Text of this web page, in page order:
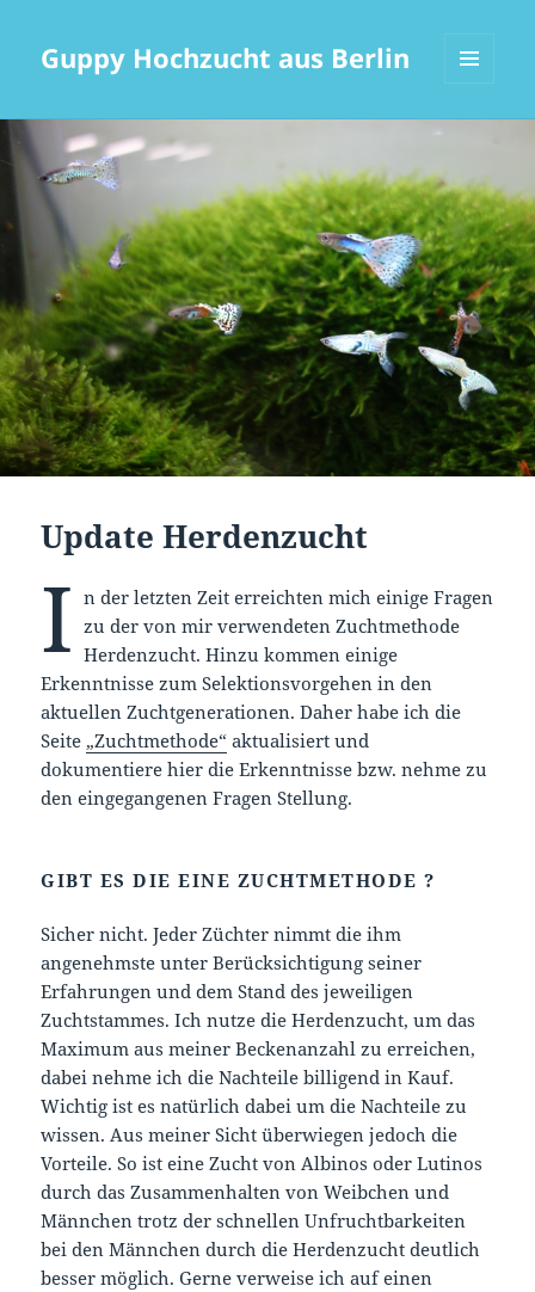
Guppy Hochzucht aus Berlin
Update Herdenzucht
I n der letzten Zeit erreichten mich einige Fragen
zu der von mir verwendeten Zuchtmethode
Herdenzucht. Hinzu kommen einige
Erkenntnisse zum Selektionsvorgehen in den
aktuellen Zuchtgenerationen. Daher habe ich die
Seite„Zuchtmethode“ aktualisiert und
dokumentiere hier die Erkenntnisse bzw. nehme zu
den eingegangenen Fragen Stellung.
GIBT ES DIE EINE ZUCHTMETHODE ?
Sicher nicht. Jeder Züchter nimmt die ihm
angenehmste unter Berücksichtigung seiner
Erfahrungen und dem Stand des jeweiligen
Zuchtstammes. Ich nutze die Herdenzucht, um das
Maximum aus meiner Beckenanzahl zu erreichen,
dabei nehme ich die Nachteile billigend in Kauf.
Wichtig ist es natürlich dabei um die Nachteile zu
wissen. Aus meiner Sicht überwiegen jedoch die
Vorteile. So ist eine Zucht von Albinos oder Lutinos
durch das Zusammenhalten von Weibchen und
Männchen trotz der schnellen Unfruchtbarkeiten
bei den Männchen durch die Herdenzucht deutlich
besser möglich. Gerne verweise ich auf einen